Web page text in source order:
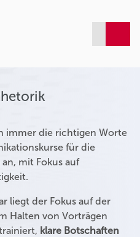
immer die richtigen Worte
für die
mit Fokus auf
liegt der Fokus auf der
Halten von Vorträgen
klare Botschaften